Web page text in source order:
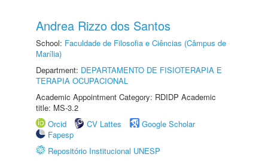
Andrea Rizzo dos Santos
School: Faculdade de Filosofia e Ciências (Câmpus de
Marília)
Department: DEPARTAMENTO DE FISIOTERAPIA E
TERAPIA OCUPACIONAL
Academic Appointment Category: RDIDP Academic
title: MS-3.2
Orcid
CV Lattes
Google Scholar
Fapesp
Repositório Institucional UNESP